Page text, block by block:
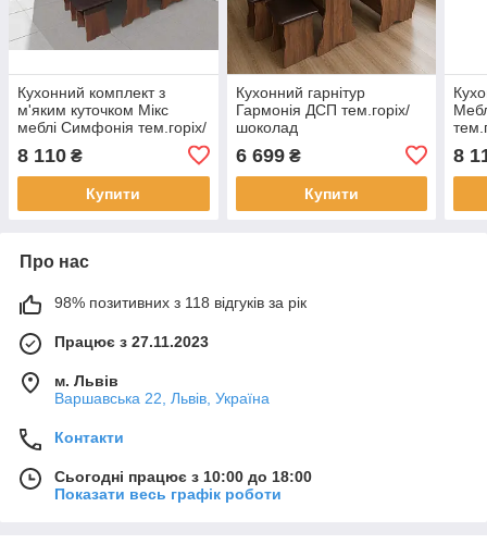
Кухонний комплект з
м'яким куточком Мікс
меблі Симфонія тем.горіх/
8 110 ₴
Купити
Кухонний гарнітур
Гармонія ДСП тем.горіх/
шоколад
6 699₴
Купити
8
Про нас
98% позитивних з 118 відгуків за рік
Працює з 27.11.2023
м. Львів
Варшавська 22, Львів, Україна
Контакти
Сьогодні працює з 10:00 до 18:00
Показати весь графік роботи